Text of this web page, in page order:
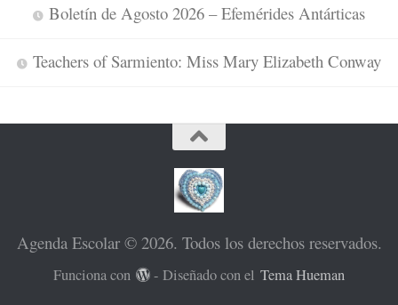
Boletín de Agosto 2026 – Efemérides Antárticas
Teachers of Sarmiento: Miss Mary Elizabeth Conway
Agenda Escolar © 2026. Todos los derechos reservados.
Funciona con - Diseñado con elTema Hueman